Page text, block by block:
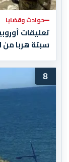
حوادث وقضايا
تعليقات
سبتة هربا من
8